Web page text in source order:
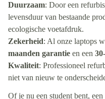
Duurzaam: Door een
levensduur van bestaande
ecologische voetafdruk.
Zekerheid: Al onze laptops
maanden garantie en een
Kwaliteit: Professioneel
niet van nieuw te
Of je nu een student bent,